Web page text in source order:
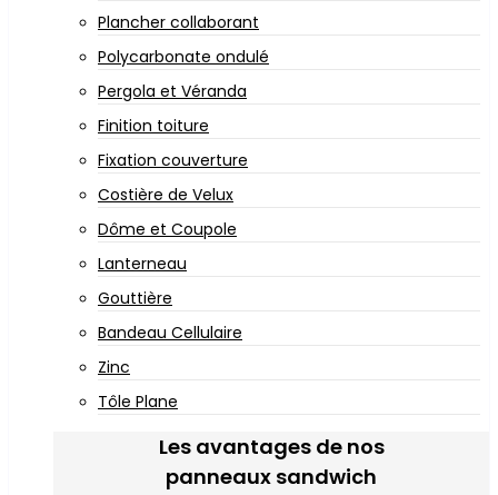
Plancher collaborant
Polycarbonate ondulé
Pergola et Véranda
Finition toiture
Fixation couverture
Costière de Velux
Dôme et Coupole
Lanterneau
Gouttière
Bandeau Cellulaire
Zinc
Tôle Plane
Les avantages de nos
panneaux sandwich